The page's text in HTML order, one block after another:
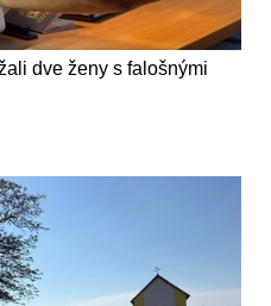
dve ženy s falošnými